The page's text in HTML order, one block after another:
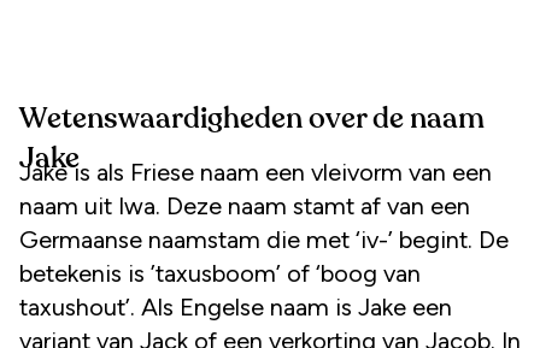
Wetenswaardigheden over de naam
Jake
Jake is als Friese naam een vleivorm van een
naam uit Iwa. Deze naam stamt af van een
Germaanse naamstam die met ‘iv-’ begint. De
betekenis is ’taxusboom’ of ‘boog van
taxushout’. Als Engelse naam is Jake een
variant van Jack of een verkorting van Jacob. In